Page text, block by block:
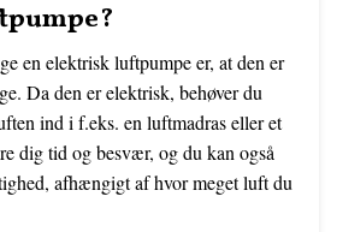
en elektrisk luftpumpe er, at den er
Da den er elektrisk, behøver du
ind i f.eks. en luftmadras eller et
dig tid og besvær, og du kan også
afhængigt af hvor meget luft du